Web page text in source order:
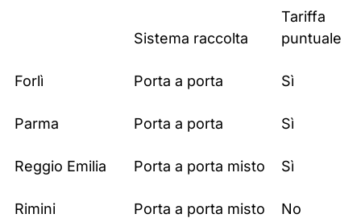
Sistema raccolta
Tariffa
puntuale
Forlì Porta a porta Sì
Parma Porta a porta Sì
Reggio Emilia Porta a porta misto Sì
Rimini Porta a porta misto No